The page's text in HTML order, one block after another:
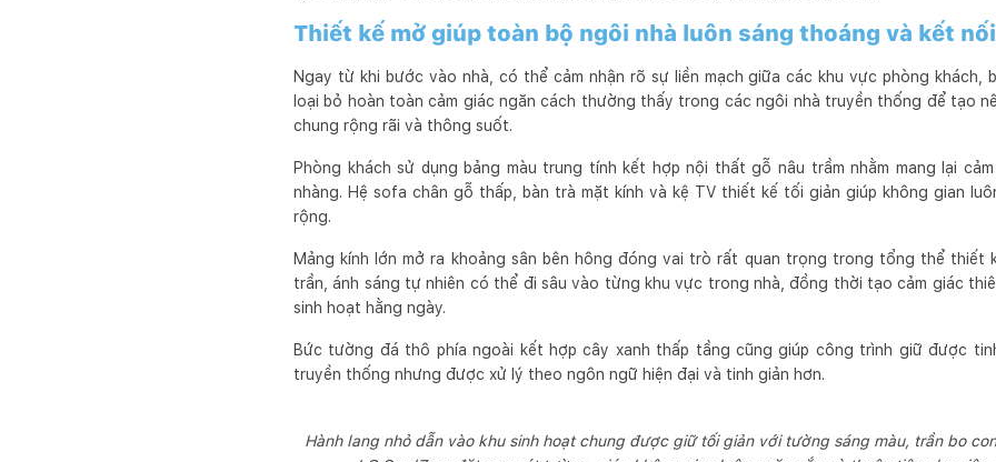
Thiết kế mở giúp toàn bộ ngôi nhà luôn sáng thoáng và kết nối
Ngay từ khi bước vào nhà, có thể cảm nhận rõ sự liền mạch giữa các khu vực phòng khách,
loại bỏ hoàn toàn cảm giác ngăn cách thường thấy trong các ngôi nhà truyền thống để tạo
chung rộng rãi và thông suốt.
Phòng khách sử dụng bảng màu trung tính kết hợp nội thất gỗ nâu trầm nhằm mang lại
nhàng. Hệ sofa chân gỗ thấp, bàn trà mặt kính và kệ TV thiết kế tối giản giúp không gian
rộng.
Mảng kính lớn mở ra khoảng sân bên hông đóng vai trò rất quan trọng trong tổng thể thiết
trần, ánh sáng tự nhiên có thể đi sâu vào từng khu vực trong nhà, đồng thời tạo cảm giác
sinh hoạt hằng ngày.
Bức tường đá thô phía ngoài kết hợp cây xanh thấp tầng cũng giúp công trình giữ được
truyền thống nhưng được xử lý theo ngôn ngữ hiện đại và tinh giản hơn.
Hành lang nhỏ dẫn vào khu sinh hoạt chung được giữ tối giản với tường sáng màu, trần bo